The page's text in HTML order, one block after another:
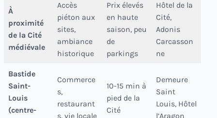
À
proximité
de la Cité
médiévale
Accès
piéton aux
sites,
ambiance
historique
Prix élevés
en haute
saison, peu
de
parkings
Hôtel de la
Cité,
Adonis
Carcasson
ne
Bastide
Saint-
Louis
(centre-
Commerce
s,
restaurant
s, vie locale
10-15 min à
pied de la
Cité
Demeure
Saint
Louis, Hôtel
l’Aragon